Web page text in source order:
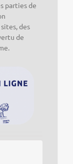
parties de
des
de